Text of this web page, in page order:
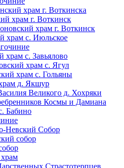
храм г. Воткинска
храм г. Воткинск
храм г. Воткинск
храм с. Июльское
храм с. Завьялово
храм с. Ягул
храм с. Гольяны
д. Якшур
Великого д. Хохряки
Космы и Дамиана
Бабино
Невский Собор
собор
Страстотерпцев